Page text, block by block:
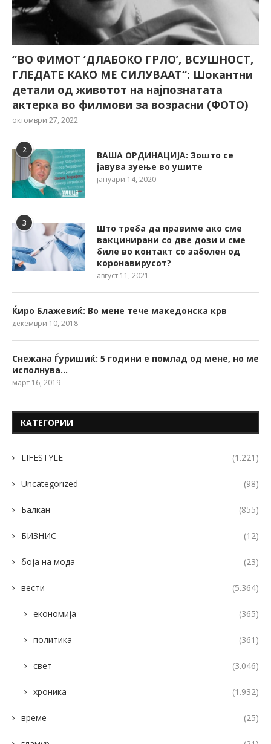
“ВО ФИМОТ ‘ДЛАБОКО ГРЛО’, ВСУШНОСТ,
ГЛЕДАТЕ КАКО МЕ СИЛУВААТ“: Шокантни
детали од животот на најпознатата
актерка во филмови за возрасни (ФОТО)
октомври 27, 2022
2
ВАША ОРДИНАЦИЈА: Зошто се
јавува зуење во ушите
јануари 14, 2020
3
Што треба да правиме ако сме
вакцинирани со две дози и сме
биле во контакт со заболен од
коронавирусот?
август 11, 2021
Ќиро Блажевиќ: Во мене тече македонска крв
декември 10, 2018
Снежана Ѓуришиќ: 5 години е помлад од мене, но ме
исполнува…
март 16, 2019
КАТЕГОРИИ
LIFESTYLE (1.221)
Uncategorized (98)
Балкан (855)
БИЗНИС (12)
боја на мода (23)
вести (5.364)
економија (365)
политика (361)
свет (3.046)
хроника (1.932)
време (25)